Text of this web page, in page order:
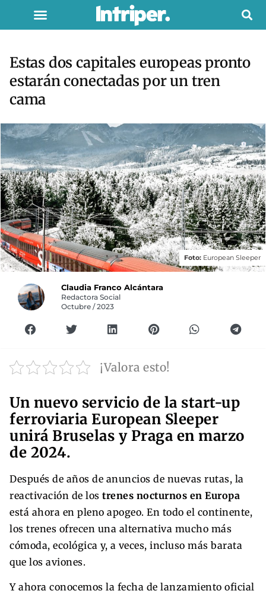
Estas dos capitales europeas pronto
estarán conectadas por un tren
cama
Foto: European Sleeper
Claudia Franco Alcántara
Redactora Social
Octubre / 2023
¡Valora esto!
Un nuevo servicio de la start-up
ferroviaria European Sleeper
unirá Bruselas y Praga en marzo
de 2024.
Después de años de anuncios de nuevas rutas, la
reactivación de los trenes nocturnos en Europa
está ahora en pleno apogeo. En todo el continente,
los trenes ofrecen una alternativa mucho más
cómoda, ecológica y, a veces, incluso más barata
que los aviones.
Y ahora conocemos la fecha de lanzamiento oficial